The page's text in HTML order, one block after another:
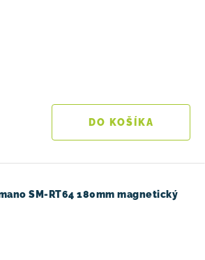
DO KOŠÍKA
SM-RT64 180mm magnetický